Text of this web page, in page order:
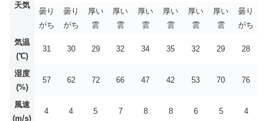
天気
曇り
がち
曇り
がち
厚い
雲
厚い
雲
厚い
雲
厚い
雲
厚い
雲
厚い
雲
曇り
がち
気温
(℃)
31 30 29 32 34 35 32 29 28
湿度
(%)
57 62 72 66 47 42 53 70 76
風速
(m/s)
4 4 5 7 8 8 6 5 4